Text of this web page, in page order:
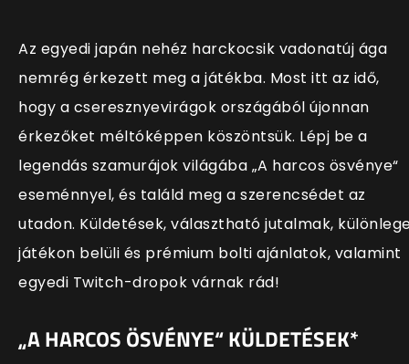
Az egyedi japán nehéz harckocsik vadonatúj ága
nemrég érkezett meg a játékba. Most itt az idő,
hogy a cseresznyevirágok országából újonnan
érkezőket méltóképpen köszöntsük. Lépj be a
legendás szamurájok világába „A harcos ösvénye“
eseménnyel, és találd meg a szerencsédet az
utadon. Küldetések, választható jutalmak,
játékon belüli és prémium bolti ajánlatok, valamint
egyedi Twitch-dropok várnak rád!
„A HARCOS ÖSVÉNYE“ KÜLDETÉSEK*